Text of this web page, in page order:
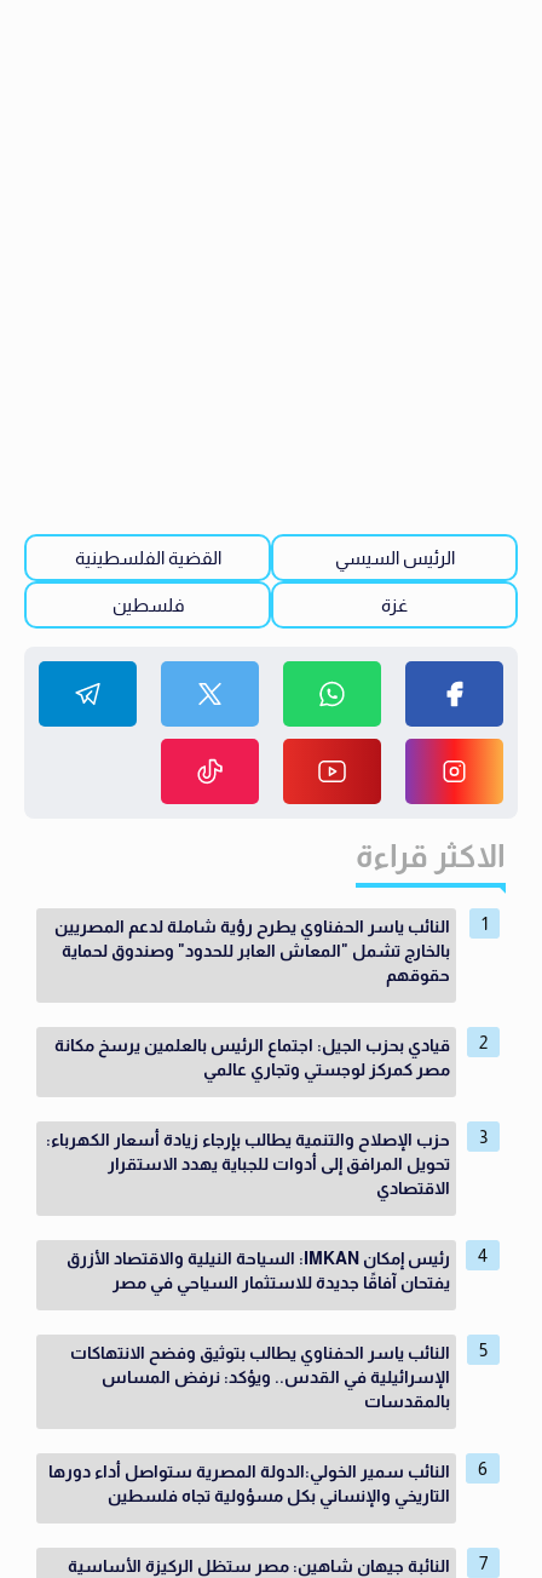
الرئيس السيسي القضية الفلسطينية
غزة فلسطين
الاكثر قراءة
النائب ياسر الحفناوي يطرح رؤية شاملة لدعم المصريين
بالخارج تشمل "المعاش العابر للحدود" وصندوق لحماية
حقوقهم
قيادي بحزب الجيل: اجتماع الرئيس بالعلمين يرسخ مكانة
مصر كمركز لوجستي وتجاري عالمي
حزب الإصلاح والتنمية يطالب بإرجاء زيادة أسعار الكهرباء:
تحويل المرافق إلى أدوات للجباية يهدد الاستقرار
الاقتصادي
رئيس إمكان IMKAN: السياحة النيلية والاقتصاد الأزرق
يفتحان آفاقًا جديدة للاستثمار السياحي في مصر
النائب ياسر الحفناوي يطالب بتوثيق وفضح الانتهاكات
الإسرائيلية في القدس.. ويؤكد: نرفض المساس
بالمقدسات
النائب سمير الخولي:الدولة المصرية ستواصل أداء دورها
التاريخي والإنساني بكل مسؤولية تجاه فلسطين
النائبة جيهان شاهين: مصر ستظل الركيزة الأساسية